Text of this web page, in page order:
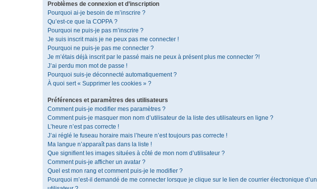
Problèmes de connexion et d’inscription
Pourquoi ai-je besoin de m’inscrire ?
Qu’est-ce que la COPPA ?
Pourquoi ne puis-je pas m’inscrire ?
Je suis inscrit mais je ne peux pas me connecter !
Pourquoi ne puis-je pas me connecter ?
Je m’étais déjà inscrit par le passé mais ne peux à présent plus me connecter ?!
J’ai perdu mon mot de passe !
Pourquoi suis-je déconnecté automatiquement ?
À quoi sert « Supprimer les cookies » ?
Préférences et paramètres des utilisateurs
Comment puis-je modifier mes paramètres ?
Comment puis-je masquer mon nom d’utilisateur de la liste des utilisateurs en ligne ?
L’heure n’est pas correcte !
J’ai réglé le fuseau horaire mais l’heure n’est toujours pas correcte !
Ma langue n’apparaît pas dans la liste !
Que signifient les images situées à côté de mon nom d’utilisateur ?
Comment puis-je afficher un avatar ?
Quel est mon rang et comment puis-je le modifier ?
Pourquoi m’est-il demandé de me connecter lorsque je clique sur le lien de courrier électronique d’un